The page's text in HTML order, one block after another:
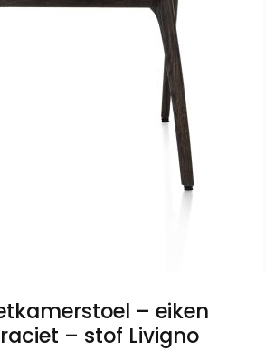
– eiken
– stof Livigno